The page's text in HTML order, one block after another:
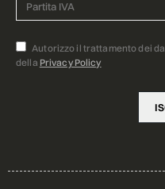
Autorizzo il trattamento dei
della Privacy Policy